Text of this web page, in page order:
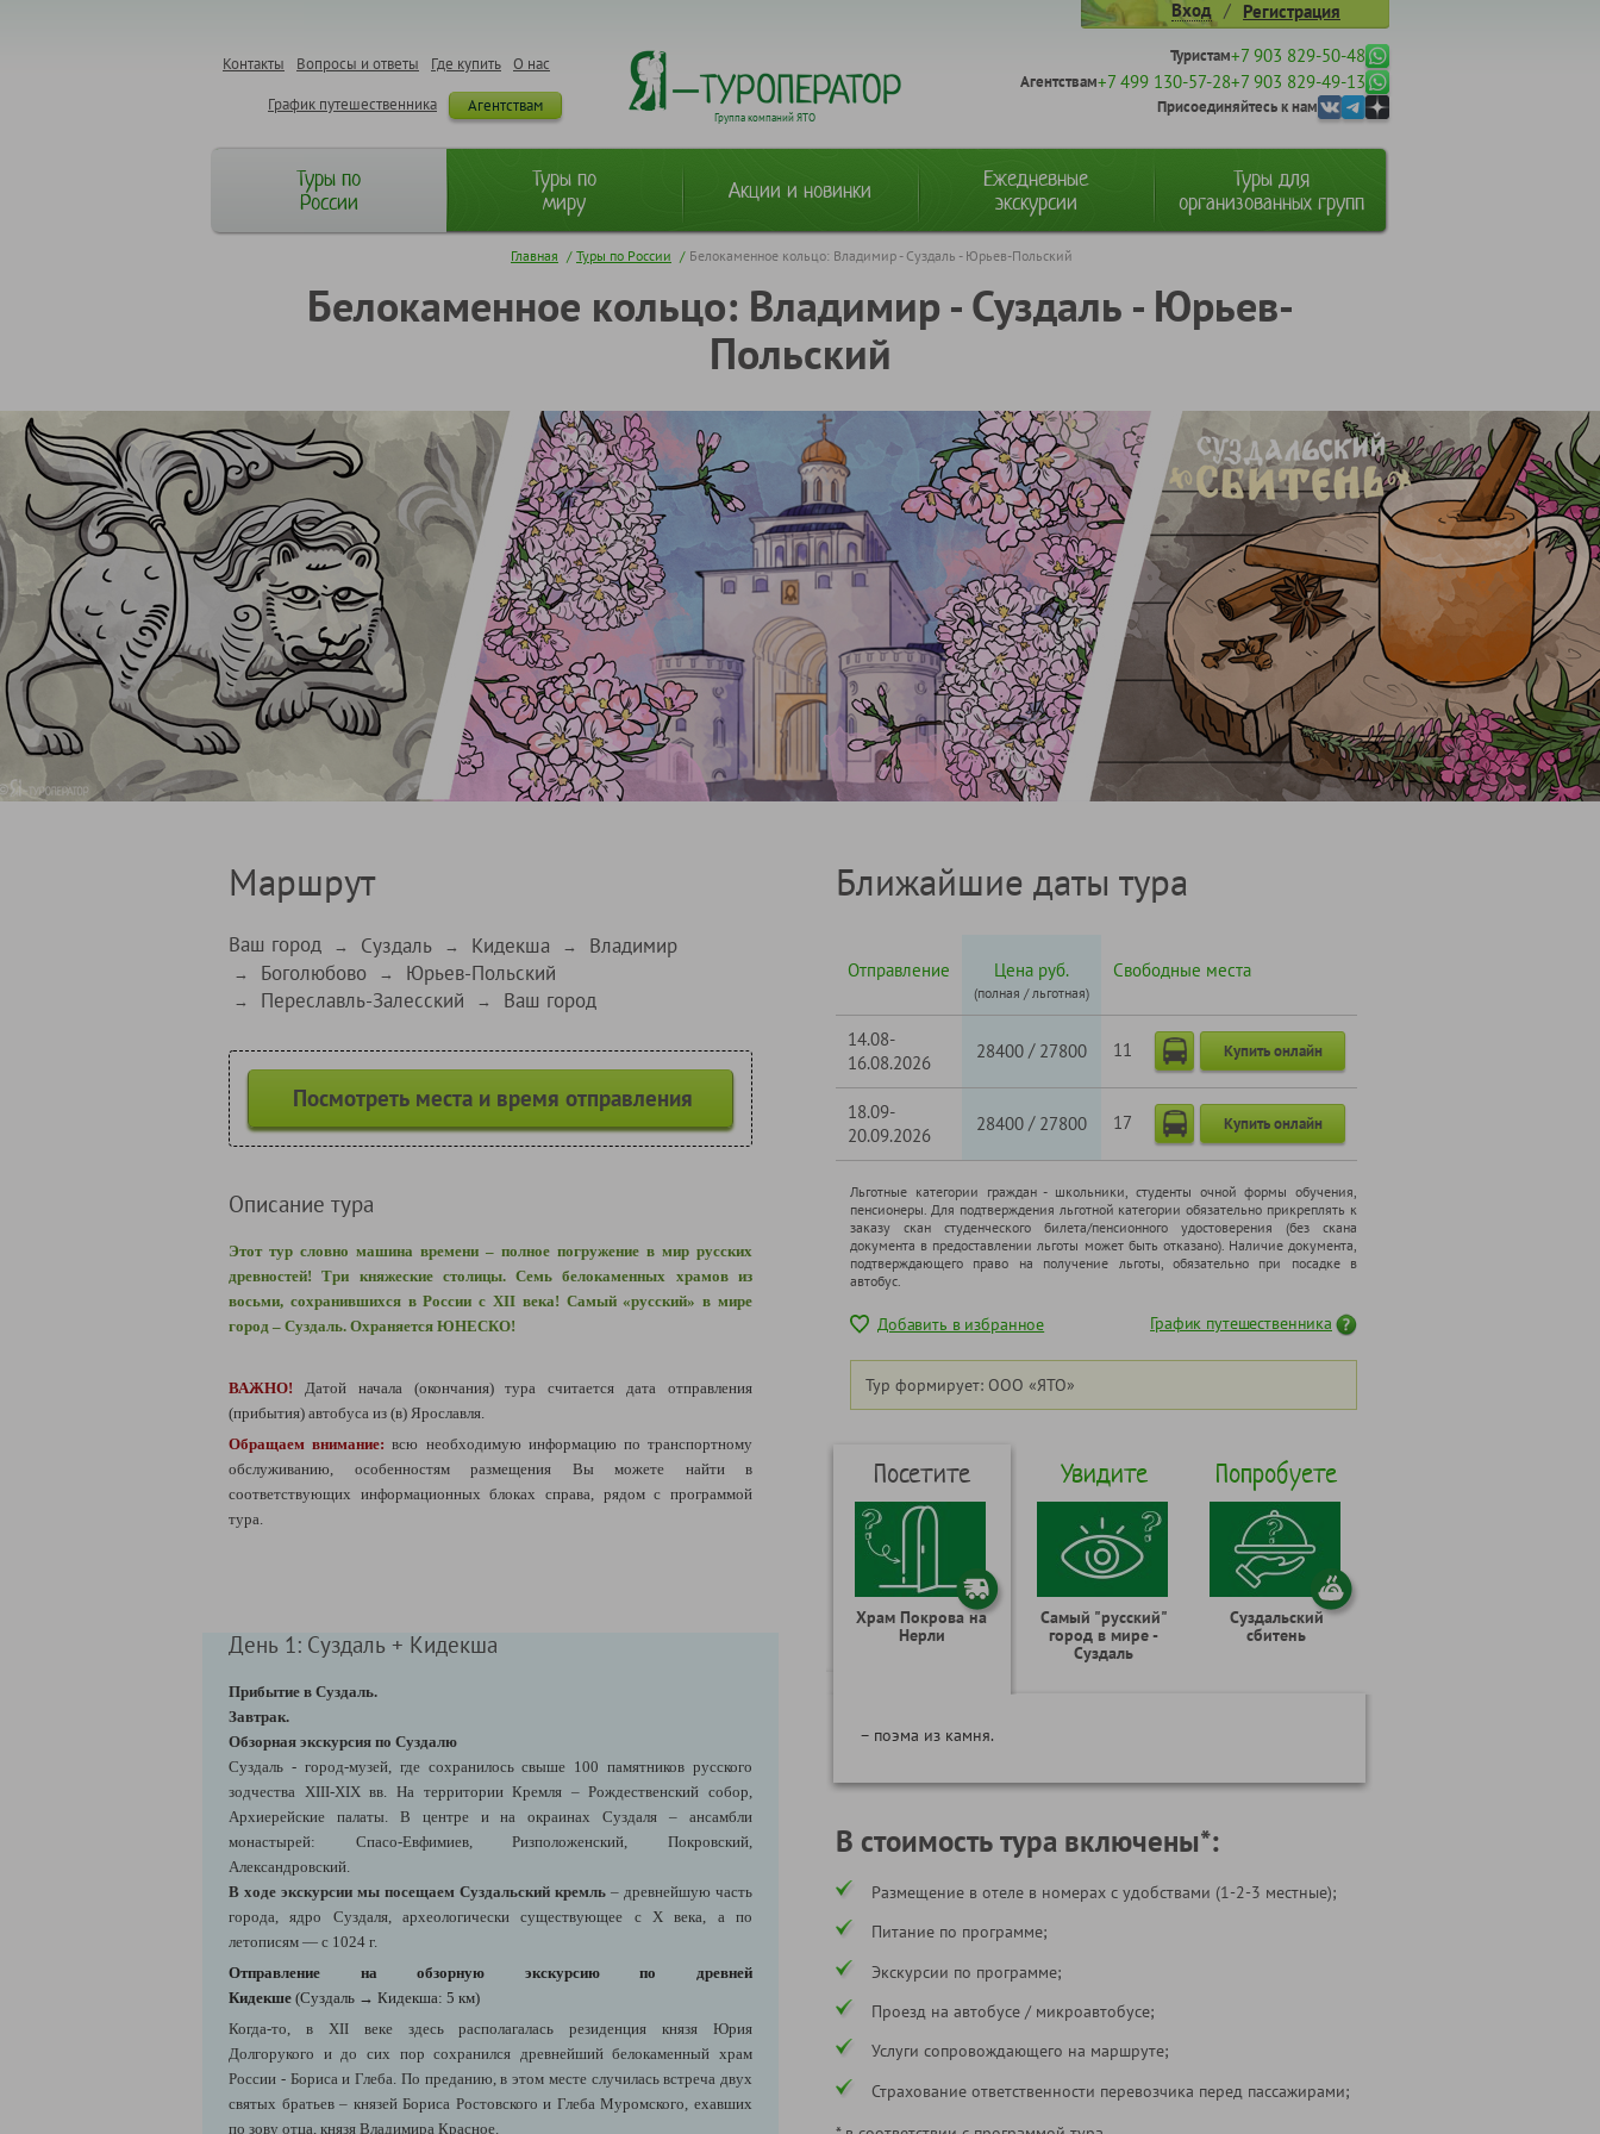
Вход / Регистрация
О нас
Где купить
Вопросы и ответы
Контакты
Агентствам
График путешественника
Группа компаний ЯТО
Туристам+7 903 829-50-48
Агентствам+7 499 130-57-28+7 903 829-49-13
Присоединяйтесь к нам
Туры по
России
Туры по
миру
Акции и новинки
Ежедневные
экскурсии
Туры для
организованных групп
Главная / Туры по России / Белокаменное кольцо: Владимир - Суздаль - Юрьев-Польский
Белокаменное кольцо: Владимир - Суздаль - Юрьев-
Польский
Маршрут
Ваш город → Суздаль → Кидекша → Владимир
→ Боголюбово → Юрьев-Польский
→ Переславль-Залесский → Ваш город
Посмотреть места и время отправления
Описание тура
Этот тур словно машина времени – полное погружение в мир русских
древностей! Три княжеские столицы. Семь белокаменных храмов из
восьми, сохранившихся в России с XII века! Самый «русский» в мире
город – Суздаль. Охраняется ЮНЕСКО!
ВАЖНО! Датой начала (окончания) тура считается дата отправления
(прибытия) автобуса из (в) Ярославля.
Обращаем внимание:всю необходимую информацию по транспортному
обслуживанию, особенностям размещения Вы можете найти в
соответствующих информационных блоках справа, рядом с программой
тура.
День 1: Суздаль + Кидекша
Прибытие в Суздаль.
Завтрак.
Обзорная экскурсия по Суздалю
Суздаль - город-музей, где сохранилось свыше 100 памятников русского
зодчества XIII-XIX вв. На территории Кремля – Рождественский собор,
Архиерейские палаты. В центре и на окраинах Суздаля – ансамбли
монастырей: Спасо-Евфимиев, Ризположенский, Покровский,
Александровский.
В ходе экскурсии мы посещаем Суздальский кремль – древнейшую часть
города, ядро Суздаля, археологически существующее с X века, а по
летописям — с 1024 г.
Отправление на обзорную экскурсию по древней
Кидекше (Суздаль → Кидекша: 5 км)
Когда-то, в XII веке здесь располагалась резиденция князя Юрия
Долгорукого и до сих пор сохранился древнейший белокаменный храм
России - Бориса и Глеба. По преданию, в этом месте случилась встреча двух
святых братьев – князей Бориса Ростовского и Глеба Муромского, ехавших
по зову отца, князя Владимира Красное.
Ближайшие даты тура
Отправление Цена руб.
(полная / льготная)
Свободные места
14.08-
16.08.2026
28400 / 27800 11 Купить онлайн
18.09-
20.09.2026
28400 / 27800 17 Купить онлайн
Льготные категории граждан - школьники, cтуденты очной формы обучения,
пенсионеры. Для подтверждения льготной категории обязательно прикреплять к
заказу скан студенческого билета/пенсионного удостоверения (без скана
документа в предоставлении льготы может быть отказано). Наличие документа,
подтверждающего право на получение льготы, обязательно при посадке в
автобус.
Добавить в избранное График путешественника
Тур формирует: ООО «ЯТО»
Посетите
Храм Покрова на
Нерли
Увидите
Самый "русский"
город в мире -
Суздаль
Попробуете
Суздальский
сбитень
– поэма из камня.
В стоимость тура включены*:
Размещение в отеле в номерах с удобствами (1-2-3 местные);
Питание по программе;
Экскурсии по программе;
Проезд на автобусе / микроавтобусе;
Услуги сопровождающего на маршруте;
Страхование ответственности перевозчика перед пассажирами;